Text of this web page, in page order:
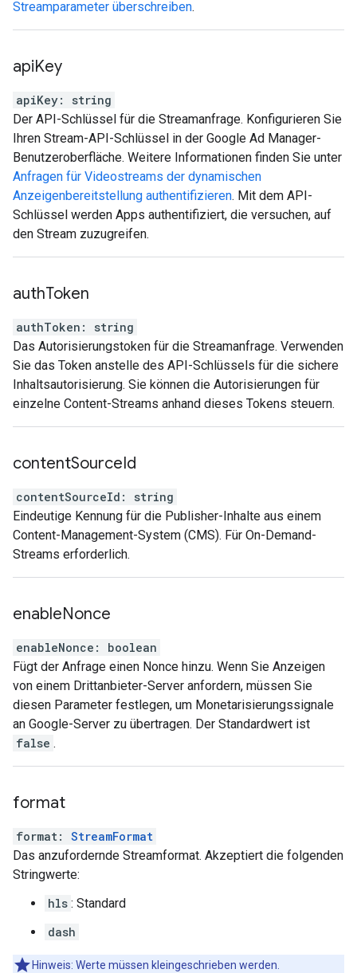
Streamparameter überschreiben.
apiKey
apiKey:
string
Der API-Schlüssel für die Streamanfrage. Konfigurieren Sie
Ihren Stream-API-Schlüssel in der Google Ad Manager-
Benutzeroberfläche. Weitere Informationen finden Sie unter
Anfragen für Videostreams der dynamischen
Anzeigenbereitstellung authentifizieren. Mit dem API-
Schlüssel werden Apps authentifiziert, die versuchen, auf
den Stream zuzugreifen.
authToken
authToken :
string
Das Autorisierungstoken für die Streamanfrage. Verwenden
Sie das Token anstelle des API-Schlüssels für die sichere
Inhaltsautorisierung. Sie können die Autorisierungen für
einzelne Content-Streams anhand dieses Tokens steuern.
contentSourceId
contentSourceId :
string
Eindeutige Kennung für die Publisher-Inhalte aus einem
Content-Management-System (CMS). Für On-Demand-
Streams erforderlich.
enableNonce
enableNonce :
boolean
Fügt der Anfrage einen Nonce hinzu. Wenn Sie Anzeigen
von einem Drittanbieter-Server anfordern, müssen Sie
diesen Parameter festlegen, um Monetarisierungssignale
an Google-Server zu übertragen. Der Standardwert ist
false .
format
format:
StreamFormat
Das anzufordernde Streamformat. Akzeptiert die folgenden
Stringwerte:
hls : Standard
dash
Hinweis: Werte müssen kleingeschrieben werden.